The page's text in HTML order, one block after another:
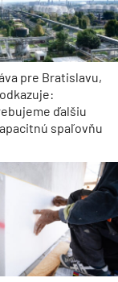
pre Bratislavu,
ďalšiu
spaľovňu